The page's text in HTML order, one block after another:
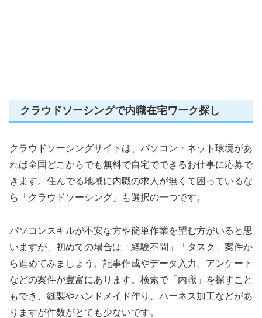
クラウドソーシングで内職在宅ワーク探し
クラウドソーシングサイトは、パソコン・ネット環境があ
れば全国どこからでも無料で自宅でできるお仕事に応募で
きます。住んでる地域に内職の求人が無くて困っているな
ら「クラウドソーシング」も選択の一つです。
パソコンスキルが不安な方や簡単作業を望む方がいると思
いますが、初めての場合は「経験不問」「タスク」案件か
ら進めてみましょう。記事作成やデータ入力、アンケート
などの案件が豊富にあります。検索で「内職」を探すこと
もでき、縫製やハンドメイド作り、ハーネス加工などがあ
りますが件数がとても少ないです。